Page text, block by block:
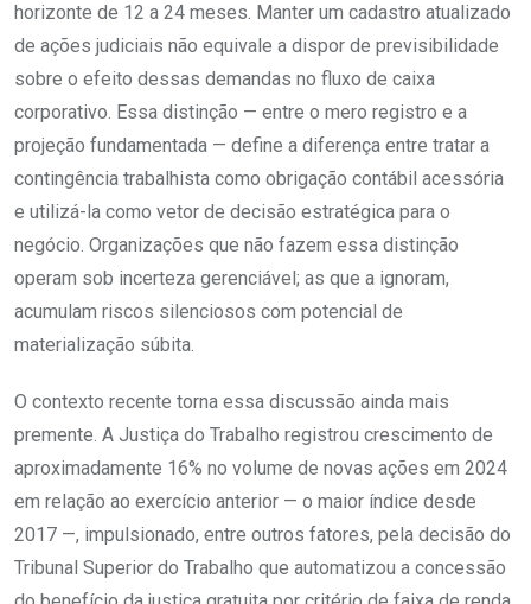
horizonte de 12 a 24 meses. Manter um cadastro atualizado
de ações judiciais não equivale a dispor de previsibilidade
sobre o efeito dessas demandas no fluxo de caixa
corporativo. Essa distinção — entre o mero registro e a
projeção fundamentada — define a diferença entre tratar a
contingência trabalhista como obrigação contábil acessória
e utilizá-la como vetor de decisão estratégica para o
negócio. Organizações que não fazem essa distinção
operam sob incerteza gerenciável; as que a ignoram,
acumulam riscos silenciosos com potencial de
materialização súbita.
O contexto recente torna essa discussão ainda mais
premente. A Justiça do Trabalho registrou crescimento de
aproximadamente 16% no volume de novas ações em 2024
em relação ao exercício anterior — o maior índice desde
2017 —, impulsionado, entre outros fatores, pela decisão do
Tribunal Superior do Trabalho que automatizou a concessão